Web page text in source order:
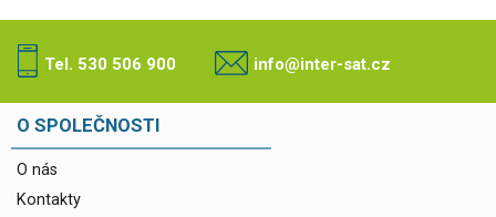
Tel. 530 506 900 info@inter-sat.cz
O SPOLEČNOSTI
O nás
Kontakty